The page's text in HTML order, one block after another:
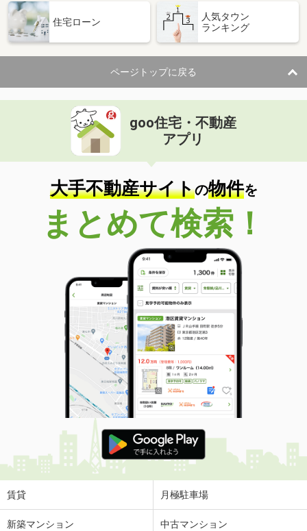
住宅ローン
人気タウン
ランキング
ページトップに戻る
goo住宅・不動産
アプリ
大手不動産サイトの物件を
まとめて検索！
賃貸 月極駐車場
新築マンション 中古マンション